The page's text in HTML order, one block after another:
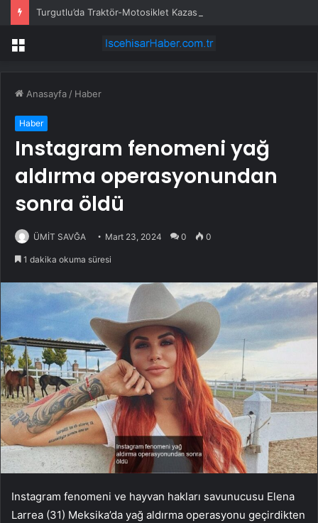
Turgutlu’da Traktör-Motosiklet Kazası
Menü
Anasayfa / Haber
Haber
Instagram fenomeni yağ
aldırma operasyonundan
sonra öldü
ÜMİT SAVĞA Mart 23, 2024 0 0
1 dakika okuma süresi
Instagram fenomeni ve hayvan hakları savunucusu Elena
Larrea (31) Meksika’da yağ aldırma operasyonu geçirdikten